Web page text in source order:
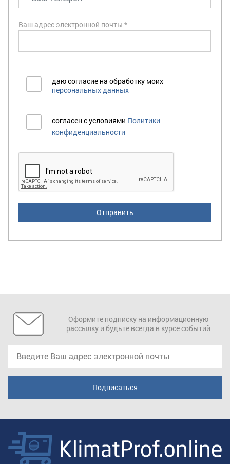
Ваш адрес электронной почты *
даю согласие на обработку моих
персональных данных
согласен с условиями Политики
конфиденциальности
Оформите подписку на информационную
рассылку и будьте всегда в курсе событий